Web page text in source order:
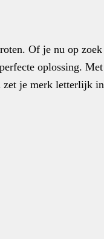
Of je nu op
oplossing.
zet je merk letterlijk